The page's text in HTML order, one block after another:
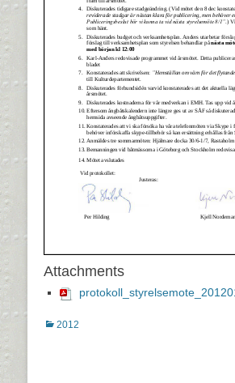
Attachments
Kategorier
2012